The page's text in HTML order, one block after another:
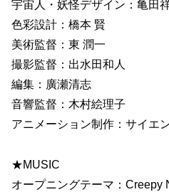
宇宙人・妖怪デザイン：亀田
色彩設計：橋本 賢
美術監督：東 潤一
撮影監督：出水田和人
編集：廣瀬清志
音響監督：木村絵理子
アニメーション制作：サイエ
★MUSIC
オープニングテーマ：Creepy